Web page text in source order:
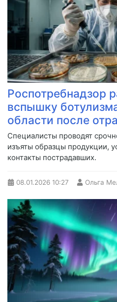
Роспотребнадзор
вспышку
области после
Специалисты проводят
изъяты образцы продукции,
контакты пострадавших.
08.01.2026 10:27 Ольга